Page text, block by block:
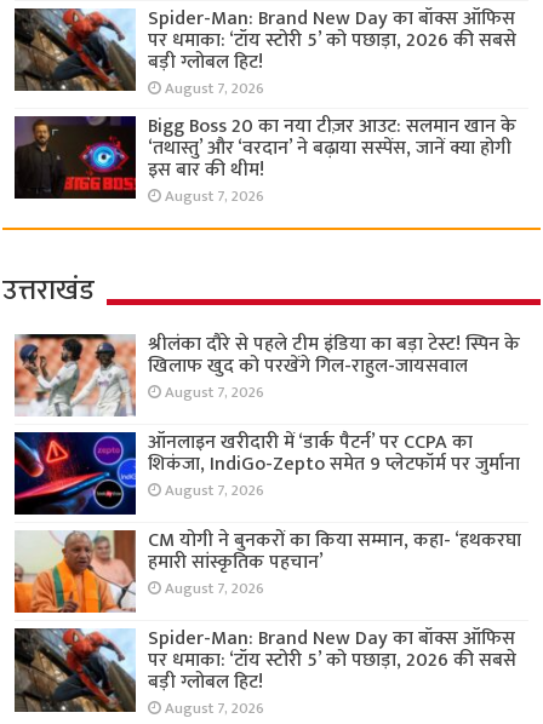
Spider-Man: Brand New Day का बॉक्स ऑफिस
पर धमाका: ‘टॉय स्टोरी 5’ को पछाड़ा, 2026 की सबसे
बड़ी ग्लोबल हिट!
August 7, 2026
Bigg Boss 20 का नया टीज़र आउट: सलमान खान के
‘तथास्तु’ और ‘वरदान’ ने बढ़ाया सस्पेंस, जानें क्या होगी
इस बार की थीम!
August 7, 2026
उत्तराखंड
श्रीलंका दौरे से पहले टीम इंडिया का बड़ा टेस्ट! स्पिन के
खिलाफ खुद को परखेंगे गिल-राहुल-जायसवाल
August 7, 2026
ऑनलाइन खरीदारी में ‘डार्क पैटर्न’ पर CCPA का
शिकंजा, IndiGo-Zepto समेत 9 प्लेटफॉर्म पर जुर्माना
August 7, 2026
CM योगी ने बुनकरों का किया सम्मान, कहा- ‘हथकरघा
हमारी सांस्कृतिक पहचान’
August 7, 2026
Spider-Man: Brand New Day का बॉक्स ऑफिस
पर धमाका: ‘टॉय स्टोरी 5’ को पछाड़ा, 2026 की सबसे
बड़ी ग्लोबल हिट!
August 7, 2026